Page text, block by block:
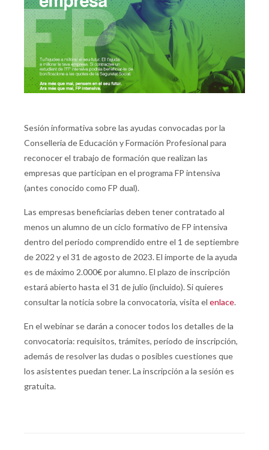
Sesión informativa sobre las ayudas convocadas por la
Conselleria de Educación y Formación Profesional para
reconocer el trabajo de formación que realizan las
empresas que participan en el programa FP intensiva
(antes conocido como FP dual).
Las empresas beneficiarias deben tener contratado al
menos un alumno de un ciclo formativo de FP intensiva
dentro del periodo comprendido entre el 1 de septiembre
de 2022 y el 31 de agosto de 2023. El importe de la ayuda
es de máximo 2.000€ por alumno. El plazo de inscripción
estará abierto hasta el 31 de julio (incluido). Si quieres
consultar la noticia sobre la convocatoria, visita el enlace.
En el webinar se darán a conocer todos los detalles de la
convocatoria: requisitos, trámites, período de inscripción,
además de resolver las dudas o posibles cuestiones que
los asistentes puedan tener. La inscripción a la sesión es
gratuita.